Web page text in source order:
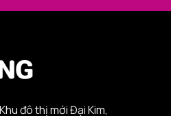
đô thị mới Đại Kim,